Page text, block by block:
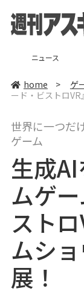
ニュース
home > ゲ
ード・ビストロ
世界に一つだ
ゲーム
生成
ムゲ
スト
ムシ
展！